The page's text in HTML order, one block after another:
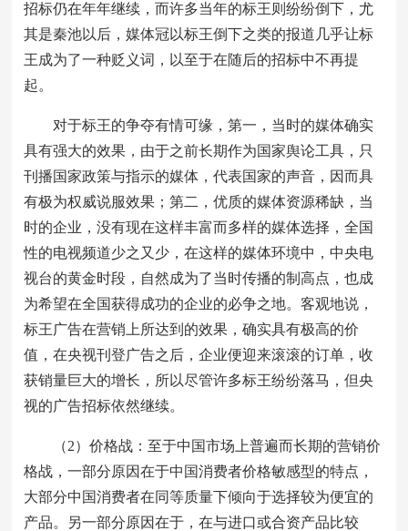
招标仍在年年继续，而许多当年的标王则纷纷倒下，尤
其是秦池以后，媒体冠以标王倒下之类的报道几乎让标
王成为了一种贬义词，以至于在随后的招标中不再提
起。
对于标王的争夺有情可缘，第一，当时的媒体确实
具有强大的效果，由于之前长期作为国家舆论工具，只
刊播国家政策与指示的媒体，代表国家的声音，因而具
有极为权威说服效果；第二，优质的媒体资源稀缺，当
时的企业，没有现在这样丰富而多样的媒体选择，全国
性的电视频道少之又少，在这样的媒体环境中，中央电
视台的黄金时段，自然成为了当时传播的制高点，也成
为希望在全国获得成功的企业的必争之地。客观地说，
标王广告在营销上所达到的效果，确实具有极高的价
值，在央视刊登广告之后，企业便迎来滚滚的订单，收
获销量巨大的增长，所以尽管许多标王纷纷落马，但央
视的广告招标依然继续。
（2）价格战：至于中国市场上普遍而长期的营销价
格战，一部分原因在于中国消费者价格敏感型的特点，
大部分中国消费者在同等质量下倾向于选择较为便宜的
产品。另一部分原因在于，在与进口或合资产品比较